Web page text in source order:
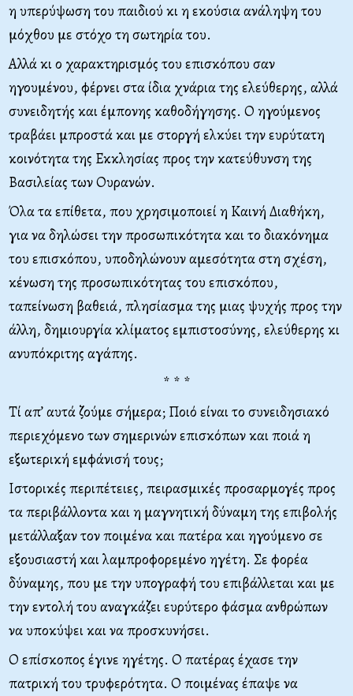
η υπερύψωση του παιδιού κι η εκούσια ανάληψη του
μόχθου με στόχο τη σωτηρία του.
Αλλά κι ο χαρακτηρισμός του επισκόπου σαν
ηγουμένου, φέρνει στα ίδια χνάρια της ελεύθερης, αλλά
συνειδητής και έμπονης καθοδήγησης. Ο ηγούμενος
τραβάει μπροστά και με στοργή ελκύει την ευρύτατη
κοινότητα της Εκκλησίας προς την κατεύθυνση της
Βασιλείας των Ουρανών.
Όλα τα επίθετα, που χρησιμοποιεί η Καινή Διαθήκη,
για να δηλώσει την προσωπικότητα και το διακόνημα
του επισκόπου, υποδηλώνουν αμεσότητα στη σχέση,
κένωση της προσωπικότητας του επισκόπου,
ταπείνωση βαθειά, πλησίασμα της μιας ψυχής προς την
άλλη, δημιουργία κλίματος εμπιστοσύνης, ελεύθερης κι
ανυπόκριτης αγάπης.
* * *
Τί απ’ αυτά ζούμε σήμερα; Ποιό είναι το συνειδησιακό
περιεχόμενο των σημερινών επισκόπων και ποιά η
εξωτερική εμφάνισή τους;
Ιστορικές περιπέτειες, πειρασμικές προσαρμογές προς
τα περιβάλλοντα και η μαγνητική δύναμη της επιβολής
μετάλλαξαν τον ποιμένα και πατέρα και ηγούμενο σε
εξουσιαστή και λαμπροφορεμένο ηγέτη. Σε φορέα
δύναμης, που με την υπογραφή του επιβάλλεται και με
την εντολή του αναγκάζει ευρύτερο φάσμα ανθρώπων
να υποκύψει και να προσκυνήσει.
Ο επίσκοπος έγινε ηγέτης. Ο πατέρας έχασε την
πατρική του τρυφερότητα. Ο ποιμένας έπαψε να